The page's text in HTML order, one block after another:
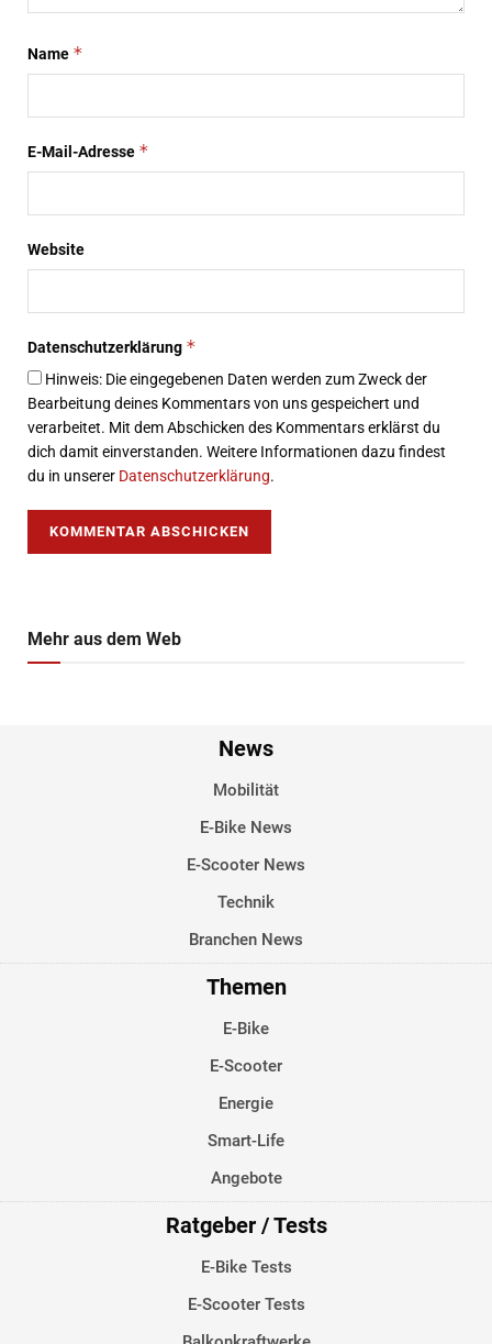
Name *
E-Mail-Adresse *
Website
Datenschutzerklärung *
Hinweis: Die eingegebenen Daten werden zum Zweck der
Bearbeitung deines Kommentars von uns gespeichert und
verarbeitet. Mit dem Abschicken des Kommentars erklärst du
dich damit einverstanden. Weitere Informationen dazu findest
du in unserer Datenschutzerklärung.
Mehr aus dem Web
News
Mobilität
E-Bike News
E-Scooter News
Technik
Branchen News
Themen
E-Bike
E-Scooter
Energie
Smart-Life
Angebote
Ratgeber / Tests
E-Bike Tests
E-Scooter Tests